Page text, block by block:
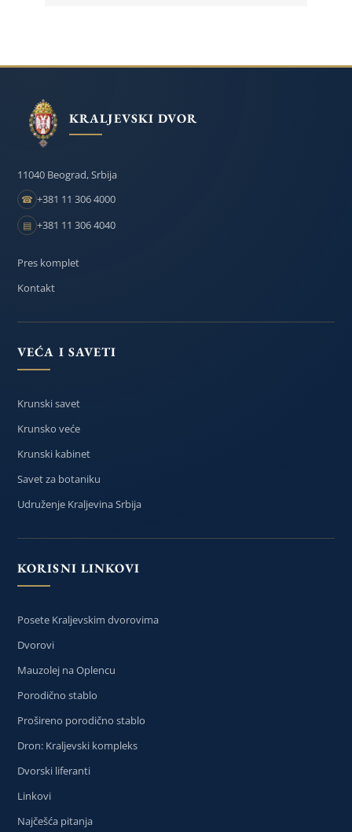
KRALJEVSKI DVOR
11040 Beograd, Srbija
☎ +381 11 306 4000
▤ +381 11 306 4040
Pres komplet
Kontakt
VEĆA I SAVETI
Krunski savet
Krunsko veće
Krunski kabinet
Savet za botaniku
Udruženje Kraljevina Srbija
KORISNI LINKOVI
Posete Kraljevskim dvorovima
Dvorovi
Mauzolej na Oplencu
Porodično stablo
Prošireno porodično stablo
Dron: Kraljevski kompleks
Dvorski liferanti
Linkovi
Najčešća pitanja